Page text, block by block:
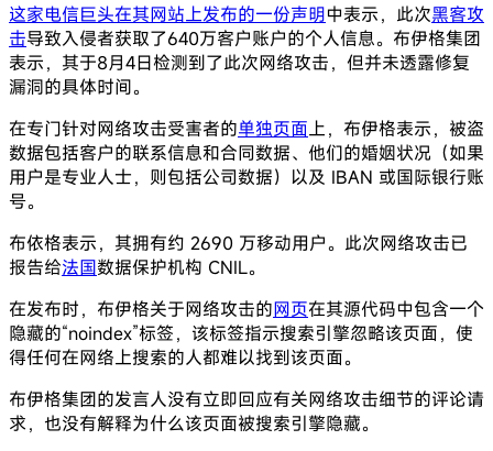
这家电信巨头在其网站上发布的一份声明中表示，此次黑客攻
击导致入侵者获取了640万客户账户的个人信息。布伊格集团
表示，其于8月4日检测到了此次网络攻击，但并未透露修复
漏洞的具体时间。
在专门针对网络攻击受害者的单独页面上，布伊格表示，被盗
数据包括客户的联系信息和合同数据、他们的婚姻状况（如果
用户是专业人士，则包括公司数据）以及 IBAN 或国际银行账
号。
布依格表示，其拥有约 2690 万移动用户。此次网络攻击已
报告给法国数据保护机构 CNIL。
在发布时，布伊格关于网络攻击的网页在其源代码中包含一个
隐藏的“noindex”标签，该标签指示搜索引擎忽略该页面，使
得任何在网络上搜索的人都难以找到该页面。
布伊格集团的发言人没有立即回应有关网络攻击细节的评论请
求，也没有解释为什么该页面被搜索引擎隐藏。